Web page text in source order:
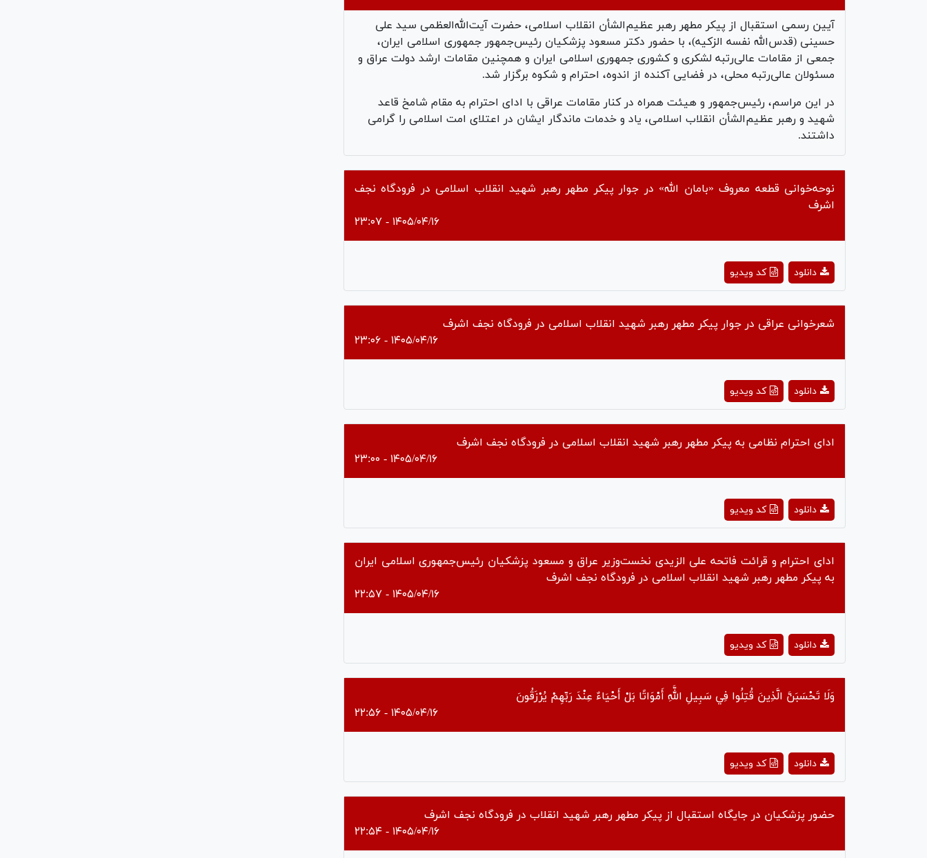
آیین رسمی استقبال از پیکر مطهر رهبر عظیم‌الشأن انقلاب اسلامی، حضرت آیت‌الله‌العظمی سید علی
حسینی (قدس‌الله نفسه الزکیه)، با حضور دکتر مسعود پزشکیان رئیس‌جمهور جمهوری اسلامی ایران،
جمعی از مقامات عالی‌رتبه لشکری و کشوری جمهوری اسلامی ایران و همچنین مقامات ارشد دولت عراق و
مسئولان عالی‌رتبه محلی، در فضایی آکنده از اندوه، احترام و شکوه برگزار شد.
در این مراسم، رئیس‌جمهور و هیئت همراه در کنار مقامات عراقی با ادای احترام به مقام شامخ قاعد
شهید و رهبر عظیم‌الشأن انقلاب اسلامی، یاد و خدمات ماندگار ایشان در اعتلای امت اسلامی را گرامی
داشتند.
نوحه‌خوانی قطعه معروف «بامان الله» در جوار پیکر مطهر رهبر شهید انقلاب اسلامی در فرودگاه نجف
اشرف
۱۴۰۵/۰۴/۱۶ - ۲۳:۰۷
Video
کد ویدیو دانلود
شعرخوانی عراقی در جوار پیکر مطهر رهبر شهید انقلاب اسلامی در فرودگاه نجف اشرف
۱۴۰۵/۰۴/۱۶ - ۲۳:۰۶
Video
کد ویدیو دانلود
ادای احترام نظامی به پیکر مطهر رهبر شهید انقلاب اسلامی در فرودگاه نجف اشرف
۱۴۰۵/۰۴/۱۶ - ۲۳:۰۰
Video
کد ویدیو دانلود
ادای احترام و قرائت فاتحه علی الزیدی نخست‌وزیر عراق و مسعود پزشکیان رئیس‌جمهوری اسلامی ایران
به پیکر مطهر رهبر شهید انقلاب اسلامی در فرودگاه نجف اشرف
۱۴۰۵/۰۴/۱۶ - ۲۲:۵۷
Video
کد ویدیو دانلود
وَلَا تَحْسَبَنَّ الَّذِينَ قُتِلُوا فِي سَبِيلِ اللَّهِ أَمْوَاتًا بَلْ أَحْيَاءٌ عِنْدَ رَبِّهِمْ يُرْزَقُونَ
۱۴۰۵/۰۴/۱۶ - ۲۲:۵۶
Video
کد ویدیو دانلود
حضور پزشکیان در جایگاه استقبال از پیکر مطهر رهبر شهید انقلاب در فرودگاه نجف اشرف
۱۴۰۵/۰۴/۱۶ - ۲۲:۵۴